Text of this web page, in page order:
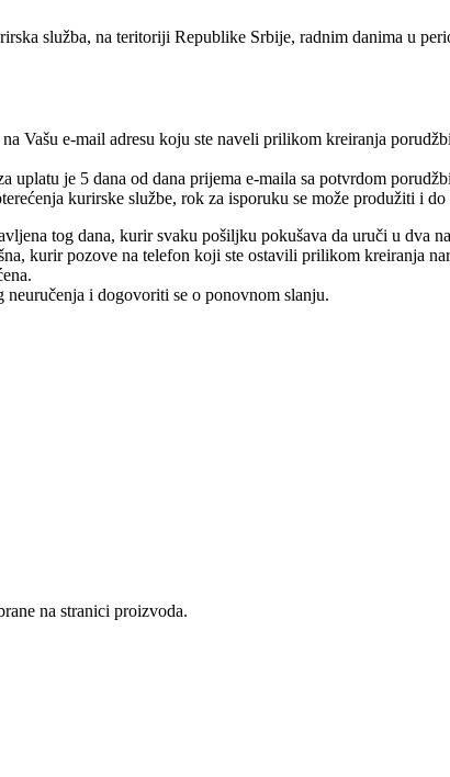
služba, na teritoriji Republike Srbije, radnim danima u
Vašu e-mail adresu koju ste naveli prilikom kreiranja
je 5 dana od dana prijema e-maila sa potvrdom
kurirske službe, rok za isporuku se može produžiti i do
tog dana, kurir svaku pošiljku pokušava da uruči u dva
kurir pozove na telefon koji ste ostavili prilikom kreiranja
i dogovoriti se o ponovnom slanju.
na stranici proizvoda.